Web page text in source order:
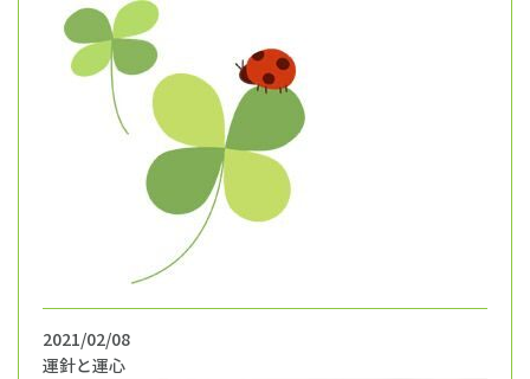
2021/02/08
運針と運心